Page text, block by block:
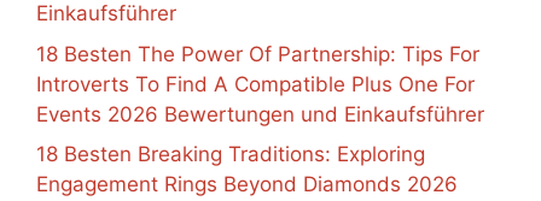
Einkaufsführer
18 Besten The Power Of Partnership: Tips For
Introverts To Find A Compatible Plus One For
Events 2026 Bewertungen und Einkaufsführer
18 Besten Breaking Traditions: Exploring
Engagement Rings Beyond Diamonds 2026